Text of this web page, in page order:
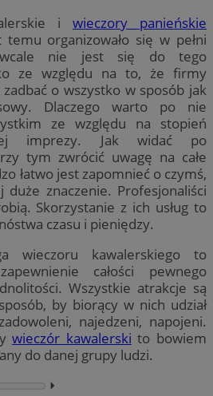
i wieczory panieńskie
temu organizowało się w pełni
wcale nie jest się do tego
ze względu na to, że firmy
o wszystko w sposób jak
Dlaczego warto po nie
ze względu na stopień
imprezy. Jak widać po
tym zwrócić uwagę na całe
łatwo jest zapomnieć o czymś,
znaczenie. Profesjonaliści
Skorzystanie z ich usług to
czasu i pieniędzy.
wieczoru kawalerskiego to
całości pewnego
Wszystkie atrakcje są
by biorący w nich udział
najedzeni, napojeni.
wieczór kawalerski to bowiem
do danej grupy ludzi.
⏵︎